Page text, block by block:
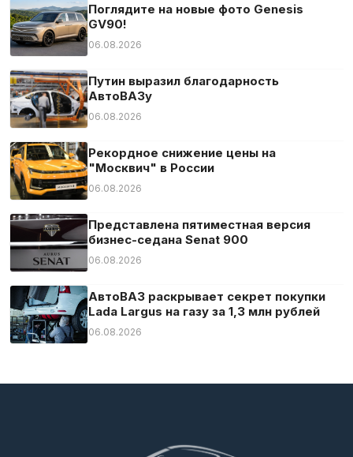
Поглядите на новые фото Genesis
GV90!
06.08.2026
Путин выразил благодарность
АвтоВАЗу
06.08.2026
Рекордное снижение цены на
"Москвич" в России
06.08.2026
Представлена пятиместная версия
бизнес-седана Senat 900
06.08.2026
АвтоВАЗ раскрывает секрет покупки
Lada Largus на газу за 1,3 млн рублей
06.08.2026